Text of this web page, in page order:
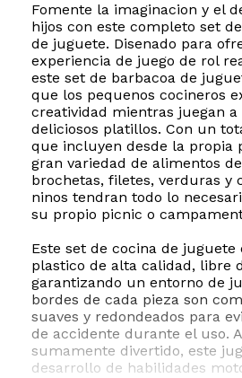
Fomente la imaginacion y el
hijos con este completo set
de juguete. Disenado para
experiencia de juego de rol
este set de barbacoa de
que los pequenos cocineros
creatividad mientras juegan
deliciosos platillos. Con un
que incluyen desde la propia
gran variedad de alimentos
brochetas, filetes, verduras y
ninos tendran todo lo
su propio picnic o
Este set de cocina de juguete
plastico de alta calidad, libre
garantizando un entorno de
bordes de cada pieza son
suaves y redondeados para
de accidente durante el uso.
sumamente divertido, este
desarrollo de habilidades